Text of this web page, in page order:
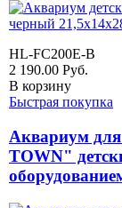
HL-FC200E-B
2 190.00 Руб.
В корзину
Быстрая покупка
Аквариум
TOWN"